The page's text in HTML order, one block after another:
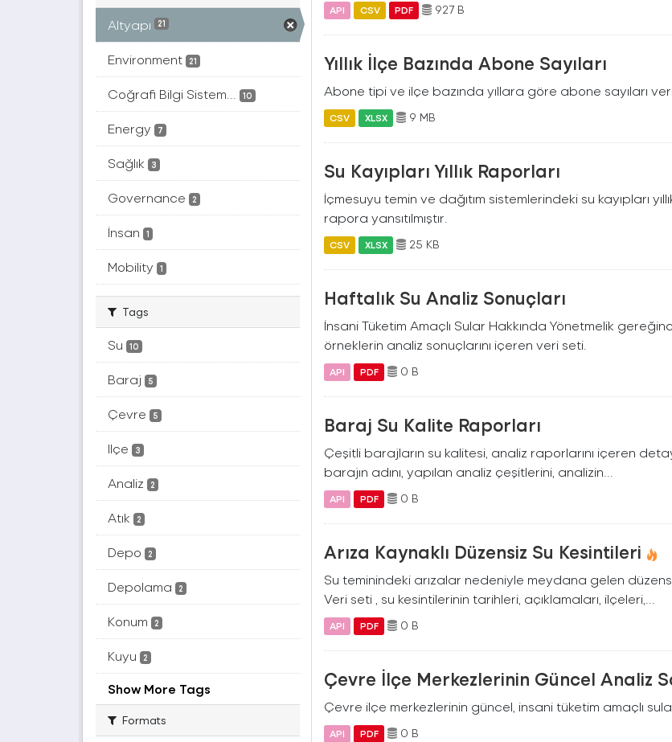
Altyapı 21
Environment 21
Coğrafi Bilgi Sistem... 10
Energy 7
Sağlık 3
Governance 2
İnsan 1
Mobility 1
Tags
Su 10
Baraj 5
Çevre 5
Ilçe 3
Analiz 2
Atık 2
Depo 2
Depolama 2
Konum 2
Kuyu 2
Show More Tags
Formats
API CSV PDF 927 B
Yıllık İlçe Bazında Abone Sayıları
Abone tipi ve ilçe bazında yıllara göre abone sayıları
CSV XLSX 9 MB
Su Kayıpları Yıllık Raporları
İçmesuyu temin ve dağıtım sistemlerindeki su kayıpları
rapora yansıtılmıştır.
CSV XLSX 25 KB
Haftalık Su Analiz Sonuçları
İnsani Tüketim Amaçlı Sular Hakkında Yönetmelik
örneklerin analiz sonuçlarını içeren veri seti.
API PDF 0 B
Baraj Su Kalite Raporları
Çeşitli barajların su kalitesi, analiz raporlarını içeren
barajın adını, yapılan analiz çeşitlerini, analizin...
API PDF 0 B
Arıza Kaynaklı Düzensiz Su Kesintileri
Su teminindeki arızalar nedeniyle meydana gelen
Veri seti , su kesintilerinin tarihleri, açıklamaları, ilçeleri,...
API PDF 0 B
Çevre İlçe Merkezlerinin Güncel Analiz
Çevre ilçe merkezlerinin güncel, insani tüketim amaçlı
API PDF 0 B